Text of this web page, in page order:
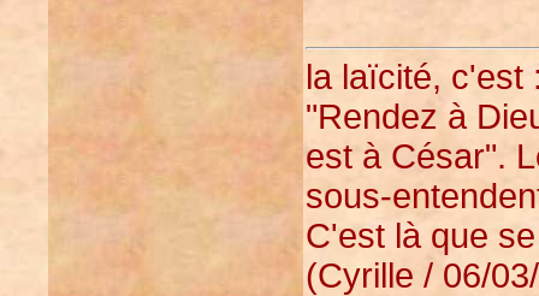
la laïcité, c'est
"Rendez à
est à César".
sous-
C'est là que
(Cyrille / 06/